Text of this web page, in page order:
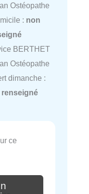
Ostéopathe
: non
BERTHET
Ostéopathe
dimanche :
renseigné
ce